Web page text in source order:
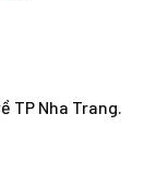
TP Nha Trang.